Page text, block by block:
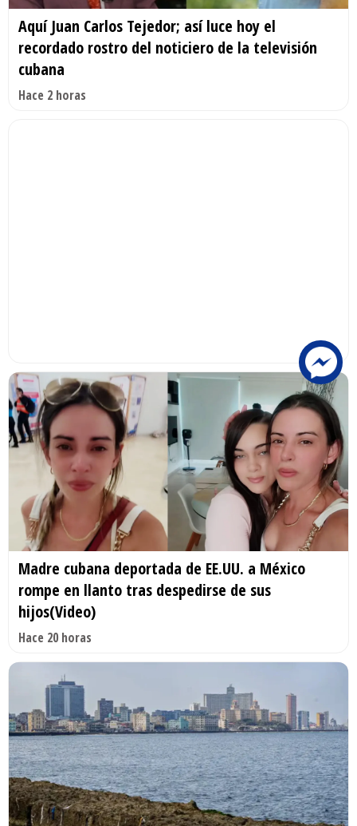
Aquí Juan Carlos Tejedor; así luce hoy el
recordado rostro del noticiero de la televisión
cubana
Hace 2 horas
Madre cubana deportada de EE.UU. a México
rompe en llanto tras despedirse de sus
hijos(Video)
Hace 20 horas